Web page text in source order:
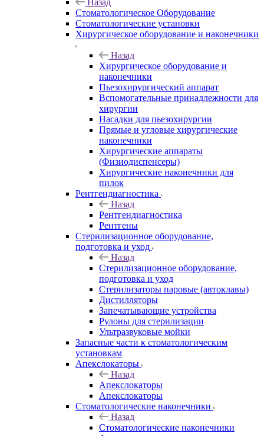
Назад
Стоматологическое Оборудование
Стоматологические установки
Хирургическое оборудование и наконечники
Назад
Хирургическое оборудование и
наконечники
Пьезохирургический аппарат
Вспомогательные принадлежности для
хирургии
Насадки для пьезохирургии
Прямые и угловые хирургические
наконечники
Хирургические аппараты
(Физиодиспенсеры)
Хирургические наконечники для
пилок
Рентгендиагностика
Назад
Рентгендиагностика
Рентгены
Стерилизационное оборудование,
подготовка и уход
Назад
Стерилизационное оборудование,
подготовка и уход
Стерилизаторы паровые (автоклавы)
Дистилляторы
Запечатывающие устройства
Рулоны для стерилизации
Ультразвуковые мойки
Запасные части к стоматологическим
установкам
Апекслокаторы
Назад
Апекслокаторы
Апекслокаторы
Стоматологические наконечники
Назад
Стоматологические наконечники